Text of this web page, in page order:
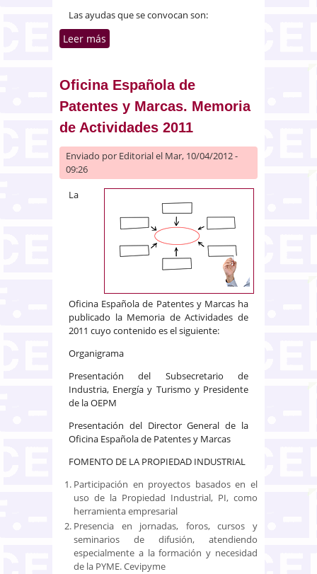
Las ayudas que se convocan son:
Leer más
Oficina Española de
Patentes y Marcas. Memoria
de Actividades 2011
Enviado por Editorialel Mar, 10/04/2012 -
09:26
La
Oficina Española de Patentes y Marcas ha
publicado la Memoria de Actividades de
2011 cuyo contenido es el siguiente:
Organigrama
Presentación del Subsecretario de
Industria, Energía y Turismo y Presidente
de la OEPM
Presentación del Director General de la
Oficina Española de Patentes y Marcas
FOMENTO DE LA PROPIEDAD INDUSTRIAL
Participación en proyectos basados en el
uso de la Propiedad Industrial, PI, como
herramienta empresarial
Presencia en jornadas, foros, cursos y
seminarios de difusión, atendiendo
especialmente a la formación y necesidad
de la PYME. Cevipyme